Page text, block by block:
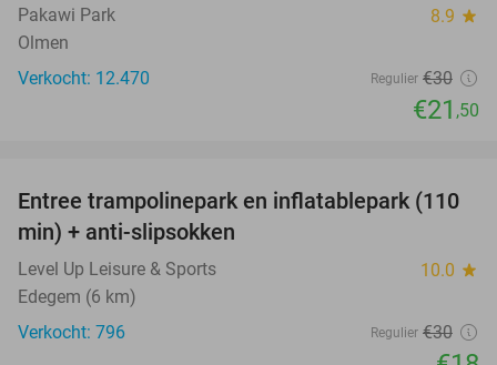
Pakawi Park 8.9 star
Olmen
Verkocht: 12.470
Regulier €30
€21 ,50
40%
Entree trampolinepark en inflatablepark (110
min) + anti-slipsokken
Level Up Leisure & Sports 10.0 star
Edegem (6 km)
Verkocht: 796
Regulier €30